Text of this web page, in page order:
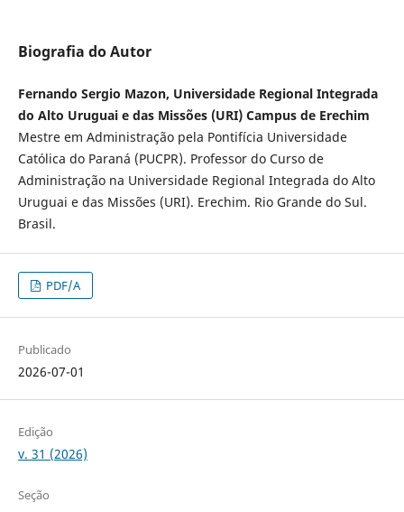
Biografia do Autor
Fernando Sergio Mazon, Universidade Regional Integrada
do Alto Uruguai e das Missões (URI) Campus de Erechim
Mestre em Administração pela Pontifícia Universidade
Católica do Paraná (PUCPR). Professor do Curso de
Administração na Universidade Regional Integrada do Alto
Uruguai e das Missões (URI). Erechim. Rio Grande do Sul.
Brasil.
PDF/A
Publicado
2026-07-01
Edição
v. 31 (2026)
Seção